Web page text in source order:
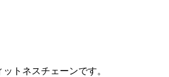
トネスチェーンです。